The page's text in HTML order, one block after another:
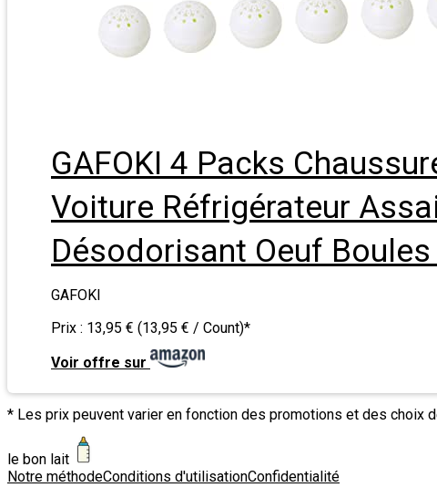
GAFOKI 4 Packs
Voiture Réfrigérateur
Désodorisant Oeuf
GAFOKI
Prix : 13,95 € (13,95 € / Count)*
Voir offre sur
* Les prix peuvent varier en fonction des promotions et des choix
le bon lait
Notre méthodeConditions d'utilisationConfidentialité